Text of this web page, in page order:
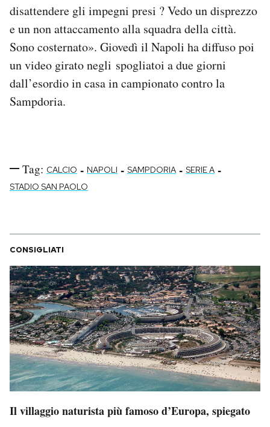
disattendere gli impegni presi ? Vedo un disprezzo
e un non attaccamento alla squadra della città.
Sono costernato». Giovedì il Napoli ha diffuso poi
un video girato negli spogliatoi a due giorni
dall’esordio in casa in campionato contro la
Sampdoria.
Tag: CALCIO - NAPOLI - SAMPDORIA - SERIE A -
STADIO SAN PAOLO
CONSIGLIATI
Il villaggio naturista più famoso d’Europa, spiegato